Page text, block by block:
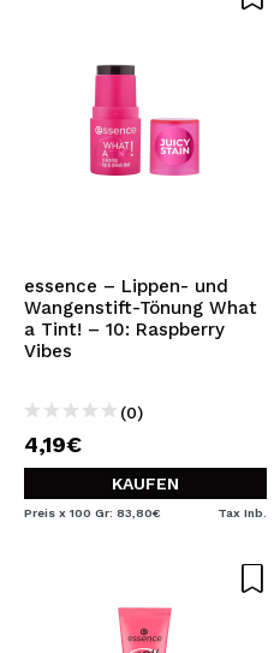
essence – Lippen- und
Wangenstift-Tönung What
a Tint! – 10: Raspberry
Vibes
(0)
4,19€
KAUFEN
Preis x 100 Gr: 83,80€ Tax Inb.